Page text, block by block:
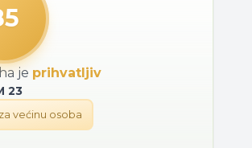
je prihvatljiv
23
većinu osoba